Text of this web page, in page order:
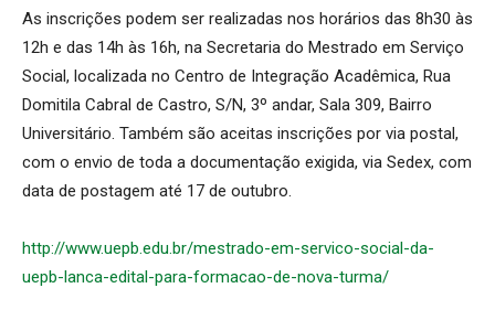
As inscrições podem ser realizadas nos horários das 8h30 às
12h e das 14h às 16h, na Secretaria do Mestrado em Serviço
Social, localizada no Centro de Integração Acadêmica, Rua
Domitila Cabral de Castro, S/N, 3º andar, Sala 309, Bairro
Universitário. Também são aceitas inscrições por via postal,
com o envio de toda a documentação exigida, via Sedex, com
data de postagem até 17 de outubro.
http://www.uepb.edu.br/mestrado-em-servico-social-da-
uepb-lanca-edital-para-formacao-de-nova-turma/